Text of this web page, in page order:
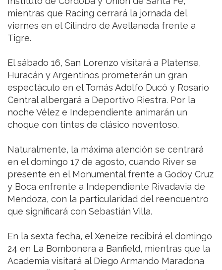
mientras que Racing cerrará la jornada del
viernes en el Cilindro de Avellaneda frente a
Tigre.
El sábado 16, San Lorenzo visitará a Platense,
Huracán y Argentinos prometerán un gran
espectáculo en el Tomás Adolfo Ducó y Rosario
Central albergará a Deportivo Riestra. Por la
noche Vélez e Independiente animarán un
choque con tintes de clásico noventoso.
Naturalmente, la máxima atención se centrará
en el domingo 17 de agosto, cuando River se
presente en el Monumental frente a Godoy Cruz
y Boca enfrente a Independiente Rivadavia de
Mendoza, con la particularidad del reencuentro
que significará con Sebastián Villa.
En la sexta fecha, el Xeneize recibirá el domingo
24 en La Bombonera a Banfield, mientras que la
Academia visitará al Diego Armando Maradona